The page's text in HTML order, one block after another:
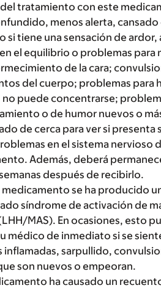
tratamiento con este
menos alerta,
si tiene una sensación de
el equilibrio o problemas
de la cara;
del cuerpo; problemas para
no puede concentrarse;
o de humor nuevos o
de cerca para ver si
en el sistema nervioso
Además, deberá
después de recibirlo.
medicamento se ha producido
síndrome de activación de
MAS). En ocasiones, esto
médico de inmediato si se
inflamadas, sarpullido,
son nuevos o empeoran.
ha causado un